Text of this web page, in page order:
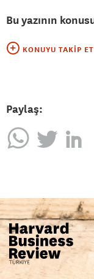
Bu yazının
KONUYU TAKIP ET
Paylaş: